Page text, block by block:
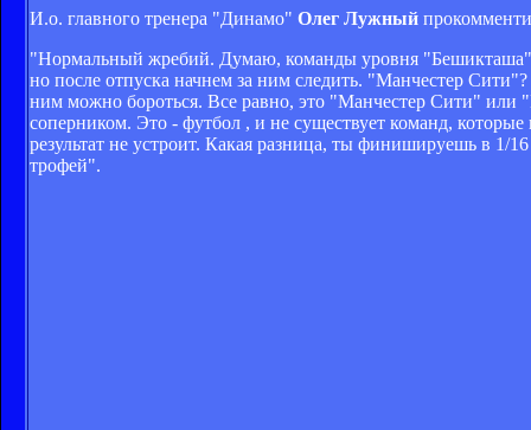
И.о. главного тренера "Динамо" Олег Лужный
"Нормальный жребий. Думаю, команды уровня
но после отпуска начнем за ним следить. "Манчестер
ним можно бороться. Все равно, это "Манчестер Сити"
соперником. Это - футбол , и не существует команд,
результат не устроит. Какая разница, ты финишируешь в 1/
трофей".